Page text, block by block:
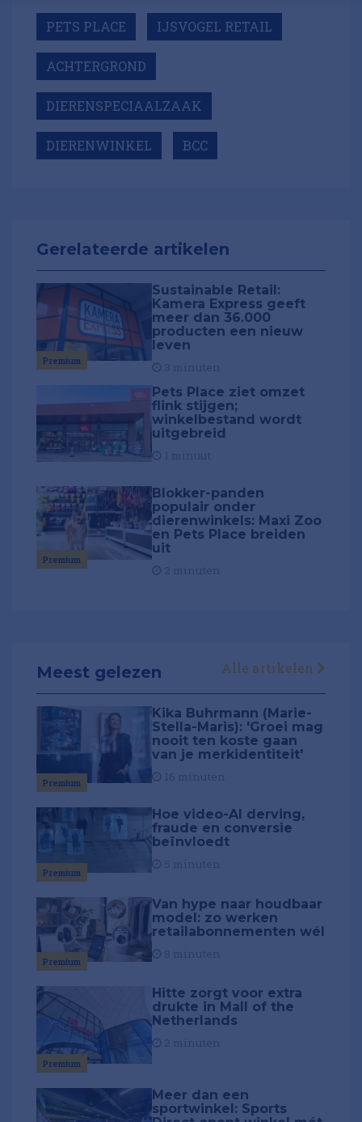
PETS PLACE IJSVOGEL RETAIL
ACHTERGROND
DIERENSPECIAALZAAK
DIERENWINKEL BCC
Gerelateerde artikelen
Premium
Sustainable Retail:
Kamera Express geeft
meer dan 36.000
producten een nieuw
leven
Pets Place ziet omzet
flink stijgen;
winkelbestand wordt
uitgebreid
Premium
Blokker-panden
populair onder
dierenwinkels: Maxi Zoo
en Pets Place breiden
uit
Meest gelezen Alle artikelen
Premium
Kika Buhrmann (Marie-
Stella-Maris): 'Groei mag
nooit ten koste gaan
van je merkidentiteit'
Premium
Hoe video-AI derving,
fraude en conversie
beïnvloedt
Premium
Van hype naar houdbaar
model: zo werken
retailabonnementen wél
Premium
Hitte zorgt voor extra
drukte in Mall of the
Netherlands
Meer dan een
sportwinkel: Sports